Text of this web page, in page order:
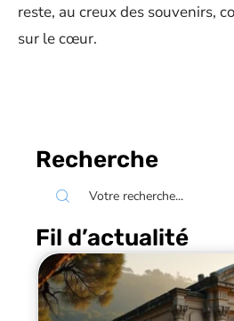
reste, au creux des souvenirs,
sur le cœur.
Recherche
Fil d’actualité